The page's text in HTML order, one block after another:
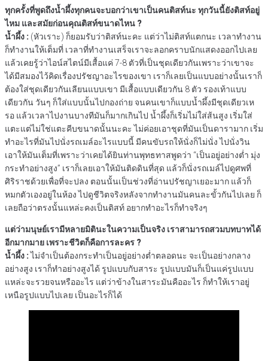
ทุกครั้งที่พูดถึงน้ำผึ้งทุกคนจะบอกว่าเขาเป็นคนติสท์นะ ทุกวันนี้ยังติสท์อยู่
ไหม และสมัยก่อนคุณติสท์ขนาดไหน ?
น้ำผึ้ง : (หัวเราะ) ก็ยอมรับว่าติสท์นะคะ แต่ว่าไม่ติสท์แตกนะ เวลาทำงาน
ก็ทำงานให้เต็มที่ เวลาที่ทำงานเสร็จเราจะลอกคราบนักแสดงออกไปเลย
แล้วเคยรู้ว่าไอน์สไตน์มีเสื้อแค่ 7-8 ตัวที่เป็นชุดเดียวกันเพราะว่าเขาจะ
ได้มีสมองไว้คิดเรื่องปรัชญาอะไรของเขา เราก็เลยเป็นแบบอย่างนั้นเราก็
ต้องใส่ชุดเดียวกันเลียนแบบเขา มีเสื้อแบบเดียวกัน 8 ตัว รองเท้าแบบ
เดียวกัน วันๆ ก็ใส่แบบนั้นไปกองถ่าย จนคนเขาก็แบบน้ำผึ้งมีชุดเดียวเห
รอ แล้วเวลาไปงานบางทีมันก็มากเกินไป น้ำผึ้งก็เริ่มไม่ใส่ส้นสูง เริ่มใส่
แตะแต่ไม่ใช่แตะคีบขนาดนั้นนะคะ ไม่ค่อยเอาชุดที่มันเป็นดารามาก เริ่ม
ทำอะไรที่มันไปนั่งรถเมล์อะไรแบบนี้ มีคนขับรถให้นั่งก็ไม่นั่ง ไปนั่งวิน
เอาให้มันเต็มที่เพราะว่าเคยได้ยินท่านพุทธทาสพูดว่า “เป็นอยู่อย่างต่ำ มุ่ง
กระทําอย่างสูง” เราก็เลยเอาให้มันติดดินที่สุด แล้วก็นั่งรถเมล์ไปดูศพที่
ศิริราชด้วยเพื่อที่จะปลง ตอนนั้นเป็นช่วงที่อ่านปรัชญาเยอะมาก แล้วก็
หมกตัวเองอยู่ในห้อง ไปดูชีวิตจริงหลังจากทำงานมันคนละขั้วกันไปเลย ก็
เลยถือว่าตรงนั้นแหล่ะคงเป็นติสท์ อยากทำอะไรก็ทำจริงๆ
แต่ว่ามนุษย์เรามีหลายมิตินะในความเป็นจริง เราสามารถสวมบทบาทได้
อีกมากมาย เพราะชีวิตก็คือการละคร ?
น้ำผึ้ง :ไม่จำเป็นต้องกระทำเป็นอยู่อย่างต่ำตลอดนะ จะเป็นอย่างกลาง
อย่างสูง เราก็ทำอย่างสูงได้ รูปแบบกับสาระ รูปแบบมันก็เป็นแค่รูปแบบ
แหล่ะจะรวยจนหรืออะไร แต่ว่าข้างในสาระมันคืออะไร ก็ทำให้เราอยู่
เหนือรูปแบบไปเลย เป็นอะไรก็ได้